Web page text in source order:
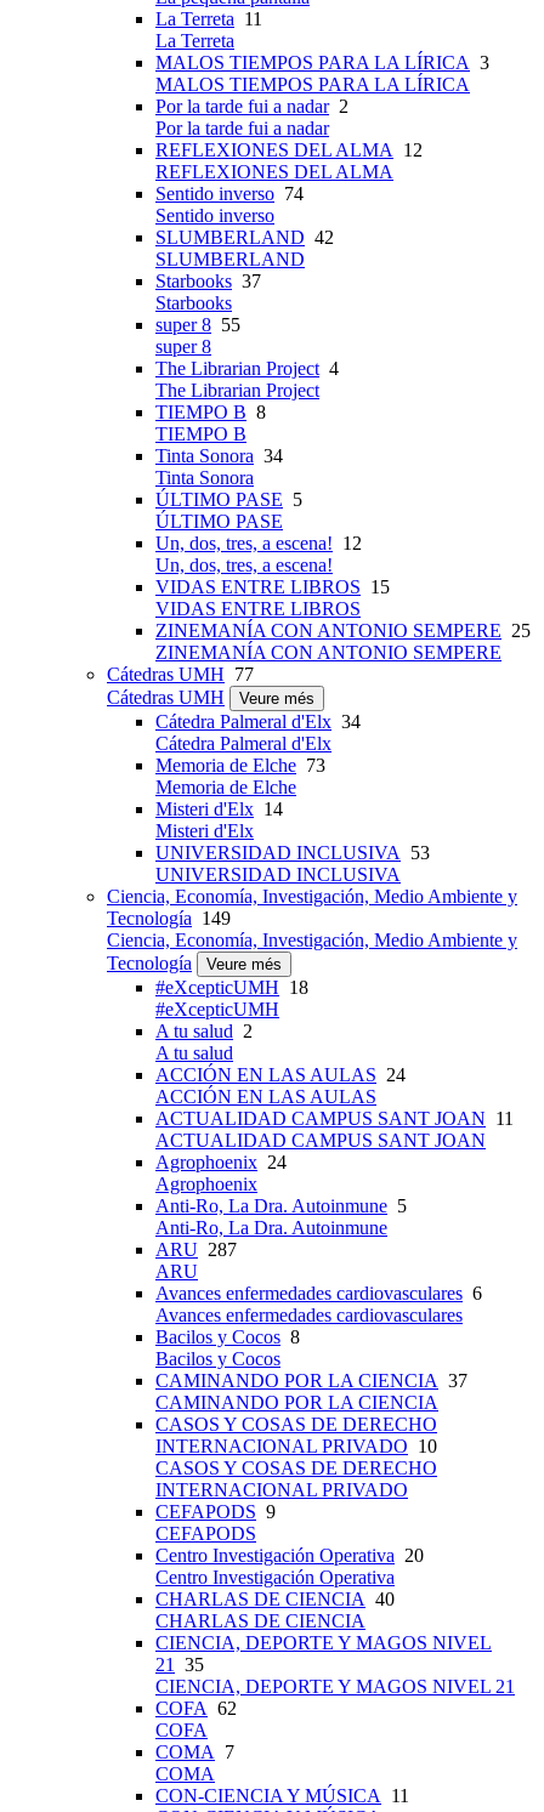
La Terreta 11
La Terreta
MALOS TIEMPOS PARA LA LÍRICA 3
MALOS TIEMPOS PARA LA LÍRICA
Por la tarde fui a nadar2
Por la tarde fui a nadar
REFLEXIONES DEL ALMA 12
REFLEXIONES DEL ALMA
Sentido inverso 74
Sentido inverso
SLUMBERLAND 42
SLUMBERLAND
Starbooks 37
Starbooks
super 8 55
super 8
The Librarian Project4
The Librarian Project
TIEMPO B 8
TIEMPO B
Tinta Sonora 34
Tinta Sonora
ÚLTIMO PASE 5
ÚLTIMO PASE
Un, dos, tres, a escena! 12
Un, dos, tres, a escena!
VIDAS ENTRE LIBROS 15
VIDAS ENTRE LIBROS
ZINEMANÍA CON ANTONIO SEMPERE 25
ZINEMANÍA CON ANTONIO SEMPERE
Cátedras UMH 77
Cátedras UMH
Veure més
Cátedra Palmeral d'Elx 34
Cátedra Palmeral d'Elx
Memoria de Elche 73
Memoria de Elche
Misteri d'Elx 14
Misteri d'Elx
UNIVERSIDAD INCLUSIVA 53
UNIVERSIDAD INCLUSIVA
Ciencia, Economía, Investigación, Medio Ambiente y
Tecnología 149
Ciencia, Economía, Investigación, Medio Ambiente y
Tecnología
Veure més
#eXcepticUMH 18
#eXcepticUMH
A tu salud 2
A tu salud
ACCIÓN EN LAS AULAS 24
ACCIÓN EN LAS AULAS
ACTUALIDAD CAMPUS SANT JOAN 11
ACTUALIDAD CAMPUS SANT JOAN
Agrophoenix 24
Agrophoenix
Anti-Ro, La Dra. Autoinmune 5
Anti-Ro, La Dra. Autoinmune
ARU 287
ARU
Avances enfermedades cardiovasculares 6
Avances enfermedades cardiovasculares
Bacilos y Cocos 8
Bacilos y Cocos
CAMINANDO POR LA CIENCIA 37
CAMINANDO POR LA CIENCIA
CASOS Y COSAS DE DERECHO
INTERNACIONAL PRIVADO 10
CASOS Y COSAS DE DERECHO
INTERNACIONAL PRIVADO
CEFAPODS 9
CEFAPODS
Centro Investigación Operativa 20
Centro Investigación Operativa
CHARLAS DE CIENCIA 40
CHARLAS DE CIENCIA
CIENCIA, DEPORTE Y MAGOS NIVEL
21 35
CIENCIA, DEPORTE Y MAGOS NIVEL 21
COFA 62
COFA
COMA 7
COMA
CON-CIENCIA Y MÚSICA 11